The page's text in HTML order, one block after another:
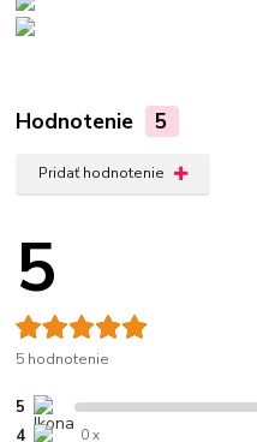
Hodnotenie 5
Pridať hodnotenie
5
5 hodnotenie
5
4 0 x